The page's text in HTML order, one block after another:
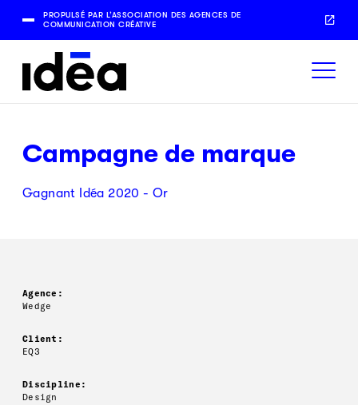
PROPULSÉ PAR L’ASSOCIATION DES AGENCES DE
COMMUNICATION CRÉATIVE
Campagne de marque
Gagnant Idéa 2020 - Or
Agence:
Wedge
Client:
EQ3
Discipline:
Design